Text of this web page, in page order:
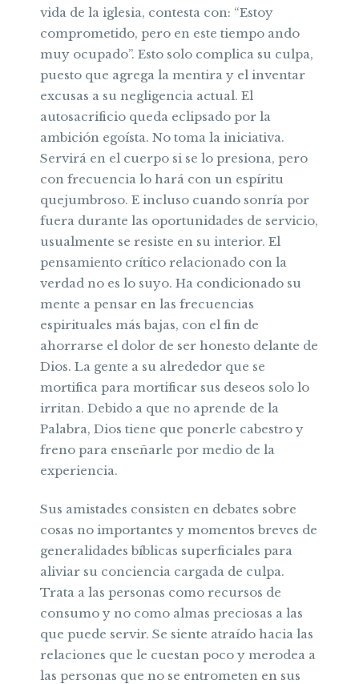
vida de la iglesia, contesta con: “Estoy
comprometido, pero en este tiempo ando
muy ocupado”. Esto solo complica su culpa,
puesto que agrega la mentira y el inventar
excusas a su negligencia actual. El
autosacrificio queda eclipsado por la
ambición egoísta. No toma la iniciativa.
Servirá en el cuerpo si se lo presiona, pero
con frecuencia lo hará con un espíritu
quejumbroso. E incluso cuando sonría por
fuera durante las oportunidades de servicio,
usualmente se resiste en su interior. El
pensamiento crítico relacionado con la
verdad no es lo suyo. Ha condicionado su
mente a pensar en las frecuencias
espirituales más bajas, con el fin de
ahorrarse el dolor de ser honesto delante de
Dios. La gente a su alrededor que se
mortifica para mortificar sus deseos solo lo
irritan. Debido a que no aprende de la
Palabra, Dios tiene que ponerle cabestro y
freno para enseñarle por medio de la
experiencia.
Sus amistades consisten en debates sobre
cosas no importantes y momentos breves de
generalidades bíblicas superficiales para
aliviar su conciencia cargada de culpa.
Trata a las personas como recursos de
consumo y no como almas preciosas a las
que puede servir. Se siente atraído hacia las
relaciones que le cuestan poco y merodea a
las personas que no se entrometen en sus